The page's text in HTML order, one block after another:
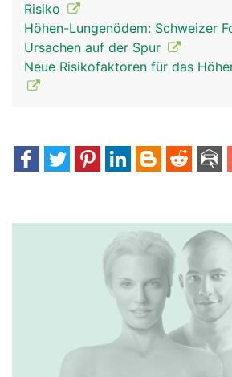
Risiko
Höhen-Lungenödem: Schweizer
Ursachen auf der Spur
Neue Risikofaktoren für das